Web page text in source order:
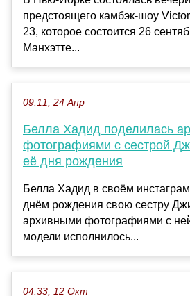
предстоящего камбэк-шоу
23, которое состоится 26
Манхэтте...
09:11, 24 Апр
Белла Хадид поделилась
фотографиями с сестрой
её дня рождения
Белла Хадид в своём
днём рождения свою сестру
архивными фотографиями с
модели исполнилось...
04:33, 12 Окт